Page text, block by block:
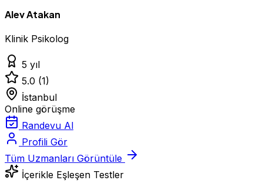
Alev Atakan
Klinik Psikolog
5 yıl
5.0 (1)
İstanbul
Online görüşme
Randevu Al
Profili Gör
Tüm Uzmanları Görüntüle
İçerikle Eşleşen Testler